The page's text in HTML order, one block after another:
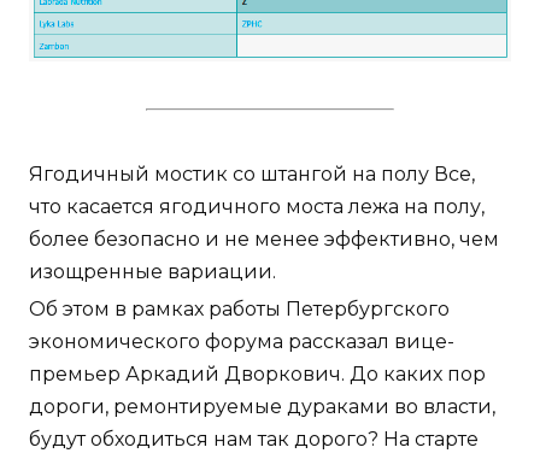
Ягодичный мостик со штангой на полу Все,
что касается ягодичного моста лежа на полу,
более безопасно и не менее эффективно, чем
изощренные вариации.
Об этом в рамках работы Петербургского
экономического форума рассказал вице-
премьер Аркадий Дворкович. До каких пор
дороги, ремонтируемые дураками во власти,
будут обходиться нам так дорого? На старте